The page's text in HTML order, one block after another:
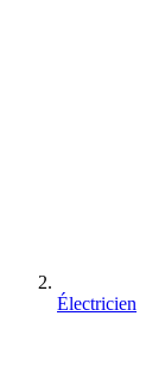
Électricien